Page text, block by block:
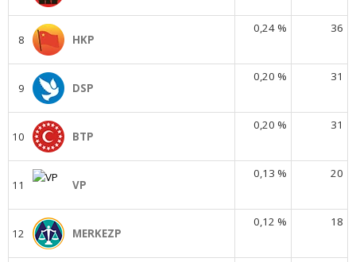
8 HKP
0,24 % 36
9 DSP
0,20 % 31
10 BTP
0,20 % 31
11 VP
0,13 % 20
12 MERKEZP
0,12 % 18